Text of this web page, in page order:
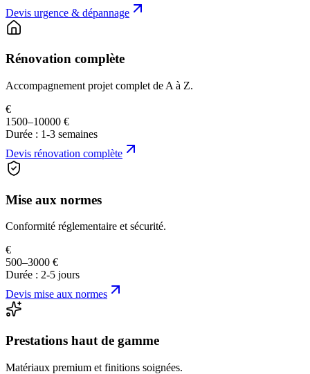
Devis urgence & dépannage
Rénovation complète
Accompagnement projet complet de A à Z.
€
1500–10000 €
Durée : 1-3 semaines
Devis rénovation complète
Mise aux normes
Conformité réglementaire et sécurité.
€
500–3000 €
Durée : 2-5 jours
Devis mise aux normes
Prestations haut de gamme
Matériaux premium et finitions soignées.